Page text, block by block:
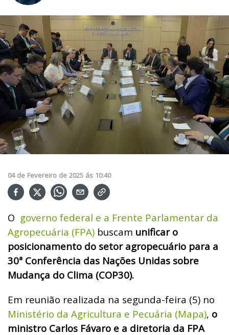
04 de Fevereiro de 2025 ás 10:40
O governo federal e a Frente Parlamentar da
Agropecuária (FPA) buscam unificar o
posicionamento do setor agropecuário para a
30ª Conferência das Nações Unidas sobre
Mudança do Clima (COP30).
Em reunião realizada na segunda-feira (5) no
Ministério da Agricultura e Pecuária (Mapa), o
ministro Carlos Fávaro e a diretoria da FPA